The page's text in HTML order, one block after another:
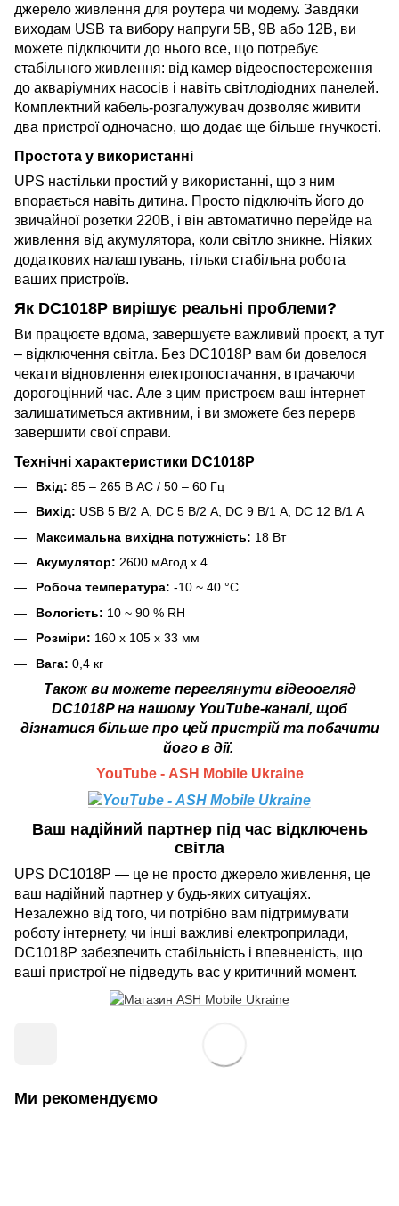
джерело живлення для роутера чи модему. Завдяки
виходам USB та вибору напруги 5В, 9В або 12В, ви
можете підключити до нього все, що потребує
стабільного живлення: від камер відеоспостереження
до акваріумних насосів і навіть світлодіодних панелей.
Комплектний кабель-розгалужувач дозволяє живити
два пристрої одночасно, що додає ще більше гнучкості.
Простота у використанні
UPS настільки простий у використанні, що з ним
впорається навіть дитина. Просто підключіть його до
звичайної розетки 220В, і він автоматично перейде на
живлення від акумулятора, коли світло зникне. Ніяких
додаткових налаштувань, тільки стабільна робота
ваших пристроїв.
Як DC1018P вирішує реальні проблеми?
Ви працюєте вдома, завершуєте важливий проєкт, а тут
– відключення світла. Без DC1018P вам би довелося
чекати відновлення електропостачання, втрачаючи
дорогоцінний час. Але з цим пристроєм ваш інтернет
залишатиметься активним, і ви зможете без перерв
завершити свої справи.
Технічні характеристики DC1018P
Вхід: 85 – 265 В AC / 50 – 60 Гц
Вихід: USB 5 В/2 А, DC 5 В/2 А, DC 9 В/1 А, DC 12 В/1 А
Максимальна вихідна потужність: 18 Вт
Акумулятор: 2600 мАгод х 4
Робоча температура: -10 ~ 40 °С
Вологість: 10 ~ 90 % RH
Розміри: 160 х 105 х 33 мм
Вага: 0,4 кг
Також ви можете переглянути відеоогляд
DC1018P на нашому YouTube-каналі, щоб
дізнатися більше про цей пристрій та побачити
його в дії.
YouTube - ASH Mobile Ukraine
Ваш надійний партнер під час відключень
світла
UPS DC1018P — це не просто джерело живлення, це
ваш надійний партнер у будь-яких ситуаціях.
Незалежно від того, чи потрібно вам підтримувати
роботу інтернету, чи інші важливі електроприлади,
DC1018P забезпечить стабільність і впевненість, що
ваші пристрої не підведуть вас у критичний момент.
Ми рекомендуємо